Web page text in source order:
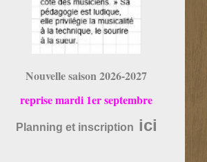
Nouvelle saison 2026-2027
reprise mardi 1er septembre
Planning et inscription ici